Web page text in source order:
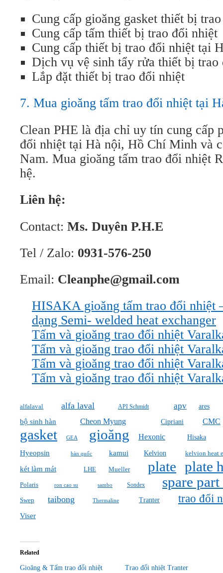
Cung cấp gioăng gasket thiết bị
Cung cấp tấm thiết bị trao đổi nhiệt
Cung cấp thiết bị trao đổi nhiệt tại
Dịch vụ vệ sinh tẩy rửa thiết bị trao
Lắp đặt thiết bị trao đổi nhiệt
7. Mua gioăng tấm trao đổi nhiệt tại
Clean PHE là địa chỉ uy tín cung cấp
đổi nhiệt tại Hà nội, Hồ Chí Minh và
Nam. Mua gioăng tấm trao đổi nhiệt
hệ.
Liên hệ:
Contact: Ms. Duyên P.H.E
Tel / Zalo: 0931-576-250
Email: Cleanphe@gmail.com
HISAKA gioăng tấm trao đổi nhiệt
dạng Semi- welded heat exchanger
Tấm và gioăng trao đổi nhiệt
Tấm và gioăng trao đổi nhiệt
Tấm và gioăng trao đổi nhiệt
Tấm và gioăng trao đổi nhiệt
alfalaval alfa laval API Schmidt apv
ares
bộ sinh hàn
Cheon Myung Cipriani CMC
gasket GEA gioăng Hexonic Hisaka
Hyeopsin hàn quốc kamui Kelvion kelvion heat
két làm mát LHE Mueller plate plate
Polaris ron cao su sambo Sondex spare
Swep taibong Thermaline Tranter trao đổi
Viser
Related
Gioăng & Tấm trao đổi nhiệt
Trao đổi nhiệt Tranter